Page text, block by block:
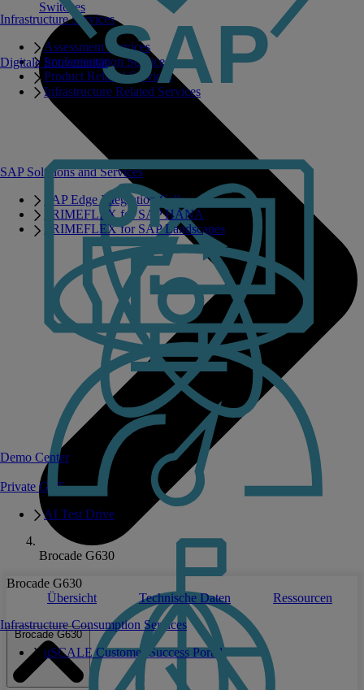
Infrastructure Services
Assessment Services
Implementation Services
Product Related Services
Infrastructure Related Services
Private GPT
AI Test Drive
SAP Solutions and Services
SAP Edge Integration Cell
PRIMEFLEX for SAP HANA
PRIMEFLEX for SAP Landscapes
Infrastructure Consumption Services
uSCALE Customer Success Portal
Digitale Souveränität
Demo Center
Switches
Brocade G630
Brocade G630
Übersicht
Technische Daten Ressourcen
Brocade G630